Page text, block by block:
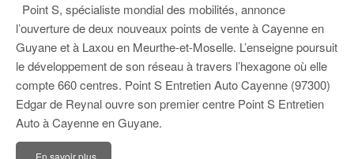
Point S, spécialiste mondial des mobilités, annonce
l’ouverture de deux nouveaux points de vente à Cayenne en
Guyane et à Laxou en Meurthe-et-Moselle. L’enseigne poursuit
le développement de son réseau à travers l’hexagone où elle
compte 660 centres. Point S Entretien Auto Cayenne (97300)
Edgar de Reynal ouvre son premier centre Point S Entretien
Auto à Cayenne en Guyane.